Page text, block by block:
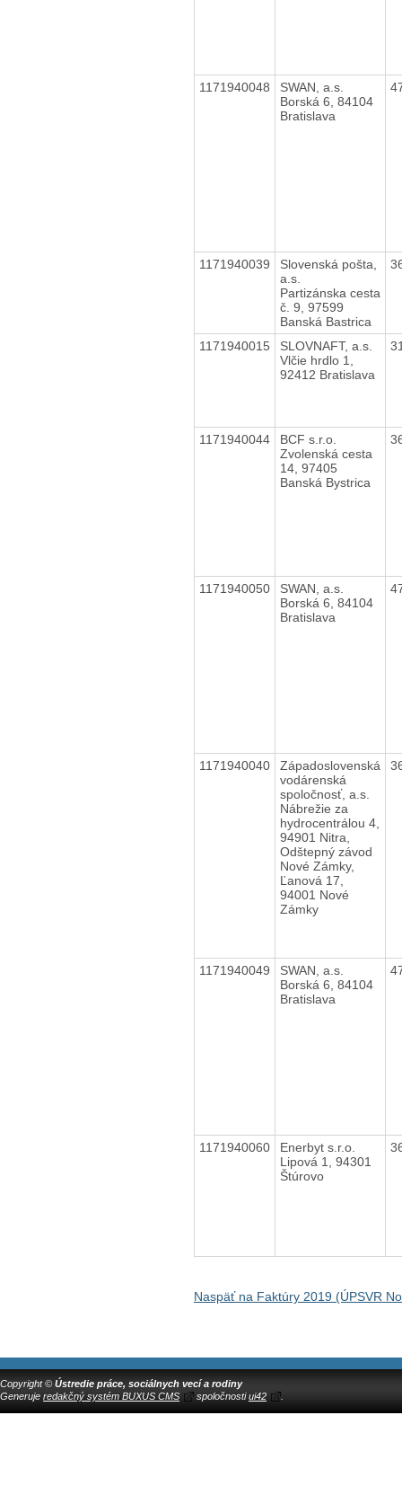
1171940048
SWAN, a.s.
Borská 6, 84104
Bratislava
1171940039
Slovenská pošta,
a.s.
Partizánska cesta
č. 9, 97599
Banská Bastrica
1171940015
SLOVNAFT, a.s.
Vlčie hrdlo 1,
92412 Bratislava
1171940044
BCF s.r.o.
Zvolenská cesta
14, 97405
Banská Bystrica
1171940050
SWAN, a.s.
Borská 6, 84104
Bratislava
1171940040
Západoslovenská
vodárenská
spoločnosť, a.s.
Nábrežie za
hydrocentrálou 4,
94901 Nitra,
Odštepný závod
Nové Zámky,
Ľanová 17,
94001 Nové
Zámky
1171940049
SWAN, a.s.
Borská 6, 84104
Bratislava
1171940060
Enerbyt s.r.o.
Lipová 1, 94301
Štúrovo
Naspäť na Faktúry 2019 (ÚPSVR
Copyright © Ústredie práce, sociálnych vecí a rodiny
Generuje redakčný systém BUXUS CMS spoločnostiui42